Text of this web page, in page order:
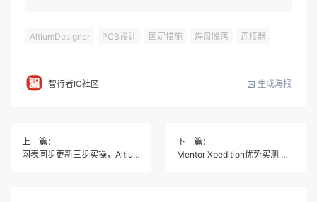
AltiumDesigner PCB设计 固定措施 焊盘脱落 连接器
智行者IC社区 生成海报
上一篇：
网表同步更新三步实操，Altium新手必避的3个大坑
下一篇：
Mentor Xpedition优势实测 三步搞定高速PCB不崩溃